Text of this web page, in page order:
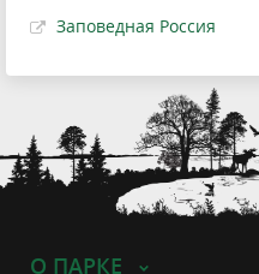
Заповедная Россия
О ПАРКЕ